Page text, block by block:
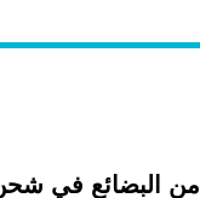
من البضائع في